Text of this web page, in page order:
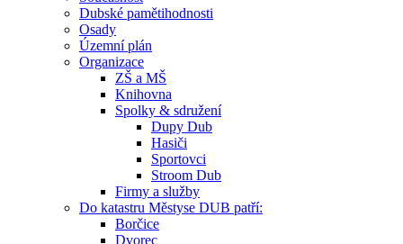
Dubské pamětihodnosti
Osady
Územní plán
Organizace
ZŠ a MŠ
Knihovna
Spolky & sdružení
Dupy Dub
Hasiči
Sportovci
Stroom Dub
Firmy a služby
Do katastru Městyse DUB patří:
Borčice
Dvorec